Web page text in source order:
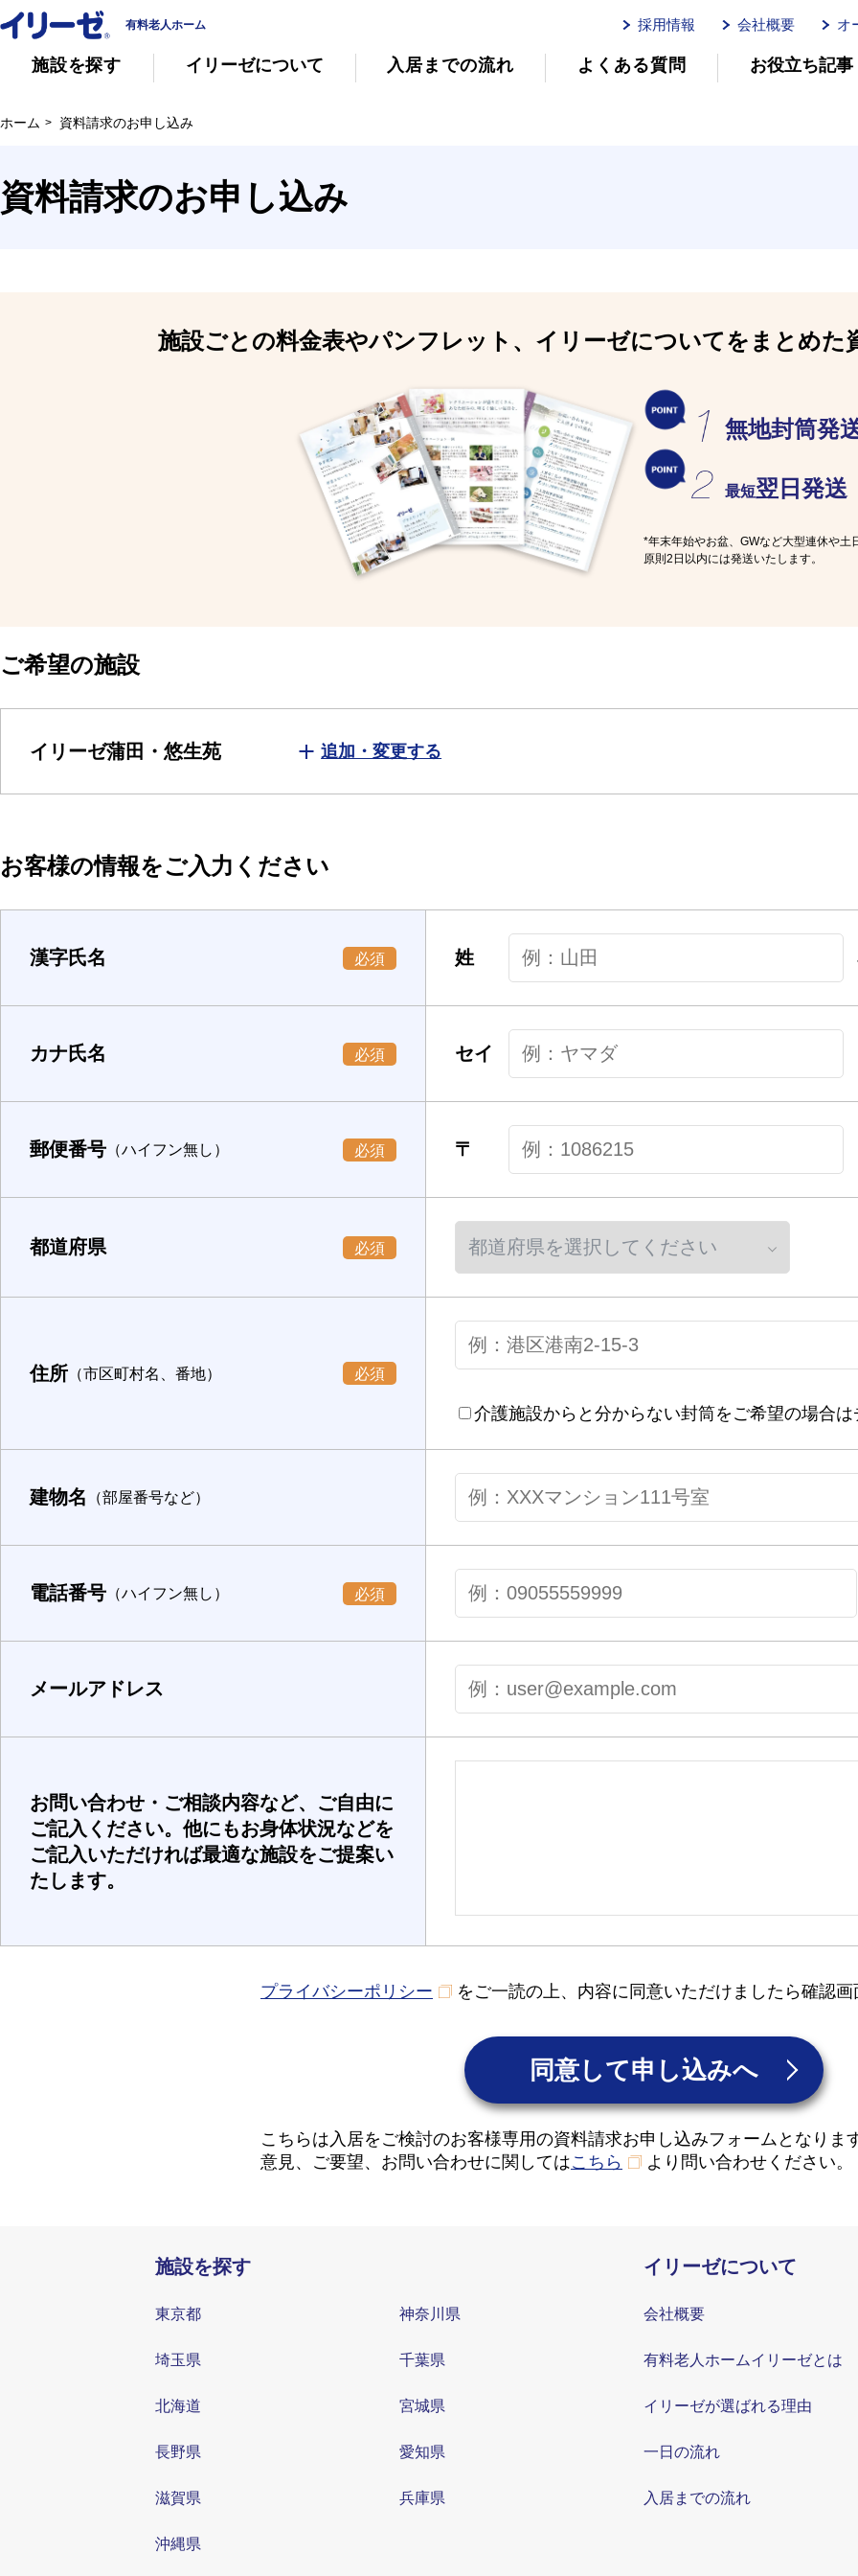
有料老人ホーム
施設を探す イリーゼについて
会社概要
入居までの流れ よくある質問 お役立ち記事
意外と知らない介護保険の基本
採用情報 会社概要 オ
ホーム 資料請求のお申し込み
資料請求のお申し込み
施設ごとの料金表やパンフレット、イリーゼについてをまとめた
無地封筒発
最短翌日発送
*年末年始やお盆、GWなど大型連休や土
原則2日以内には発送いたします。
ご希望の施設
イリーゼ蒲田・悠生苑 追加・変更する
お客様の情報をご入力ください
漢字氏名 必須 姓
カナ氏名 必須 セイ
郵便番号 （ハイフン無し） 必須 〒
都道府県 必須
住所 （市区町村名、番地） 必須
介護施設からと分からない封筒をご希望の場合
建物名 （部屋番号など）
電話番号 （ハイフン無し） 必須
メールアドレス
お問い合わせ・ご相談内容など、ご自由に
ご記入ください。他にもお身体状況などを
ご記入いただければ最適な施設をご提案い
たします。
プライバシーポリシー をご一読の上、内容に同意いただけましたら確認
同意して申し込みへ
こちらは入居をご検討のお客様専用の資料請求お申し込みフォームとなりま
意見、ご要望、お問い合わせに関してはこちら より問い合わせください。
施設を探す
東京都 神奈川県
埼玉県 千葉県
北海道 宮城県
長野県 愛知県
滋賀県 兵庫県
沖縄県
イリーゼについて
会社概要
有料老人ホームイリーゼとは
イリーゼが選ばれる理由
一日の流れ
入居までの流れ